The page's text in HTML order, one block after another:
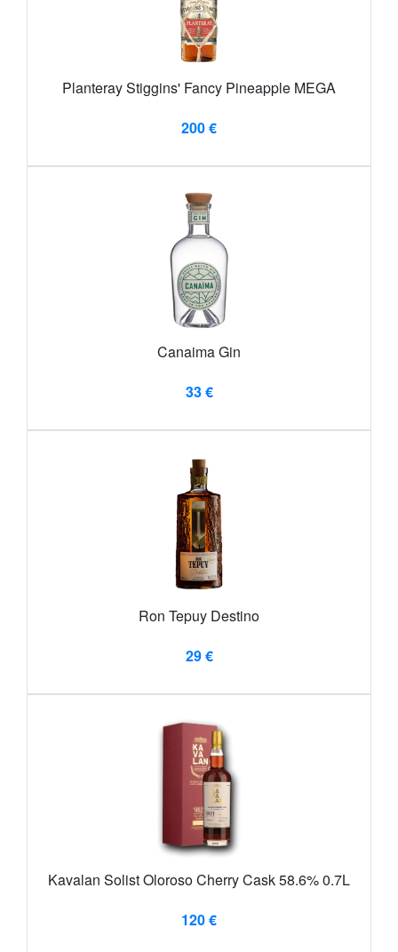
Planteray Stiggins' Fancy Pineapple MEGA
200 €
Canaima Gin
33 €
Ron Tepuy Destino
29 €
Kavalan Solist Oloroso Cherry Cask 58.6% 0.7L
120 €